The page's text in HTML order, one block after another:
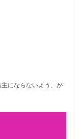
にならないよう、が